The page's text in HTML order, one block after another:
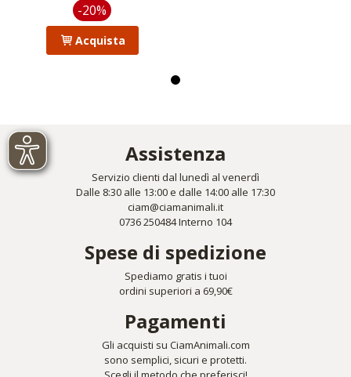
-20%
Acquista
Assistenza
Servizio clienti dal lunedì al venerdì
Dalle 8:30 alle 13:00 e dalle 14:00 alle 17:30
ciam@ciamanimali.it
0736 250484 Interno 104
Spese di spedizione
Spediamo gratis i tuoi
ordini superiori a 69,90€
Pagamenti
Gli acquisti su CiamAnimali.com
sono semplici, sicuri e protetti.